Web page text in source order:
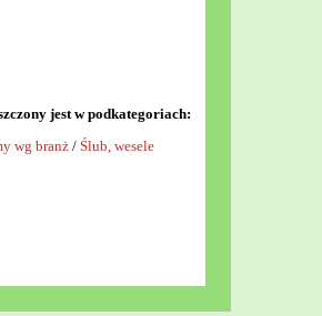
jest w podkategoriach:
wg branż / Ślub, wesele